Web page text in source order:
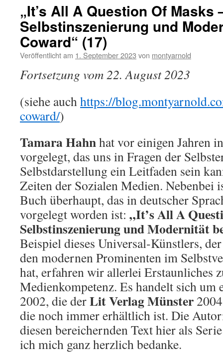
„It’s All A Question Of Masks
Selbstinszenierung und
Coward“ (17)
Veröffentlicht am 1. September 2023 von montyarnold
Fortsetzung vom 22. August 2023
(siehe auchhttps://
coward/)
Tamara Hahnhat vor einigen Jahren
vorgelegt, das uns in Fragen der
Selbstdarstellung ein Leitfaden sein
Zeiten der Sozialen Medien. Nebenbei
Buch überhaupt, das in deutscher
vorgelegt worden ist: „It’s All A
Selbstinszenierung und Modernität
Beispiel dieses Universal-Künstlers,
den modernen Prominenten im
hat, erfahren wir allerlei Erstaunliches
Medienkompetenz. Es handelt sich um
2002, die derLit Verlag Münster
die noch immer erhältlich ist. Die
diesen bereichernden Text hier als
ich mich ganz herzlich bedanke.